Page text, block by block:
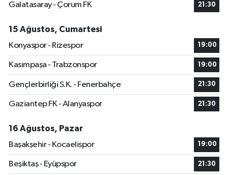
Galatasaray - Çorum FK
21:30
15 Ağustos, Cumartesi
Konyaspor - Rizespor
19:00
Kasımpaşa - Trabzonspor 19:00
Gençlerbirliği S.K. - Fenerbahçe 21:30
Gaziantep FK - Alanyaspor 21:30
16 Ağustos, Pazar
Başakşehir - Kocaelispor
19:00
Beşiktaş - Eyüpspor 21:30